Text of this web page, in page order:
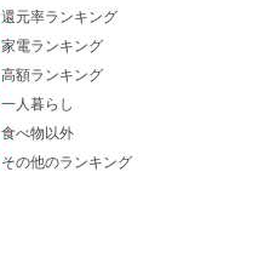
還元率ランキング
家電ランキング
高額ランキング
一人暮らし
食べ物以外
その他のランキング